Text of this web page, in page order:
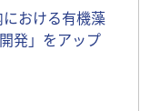
おける有機藻
発」をアップ